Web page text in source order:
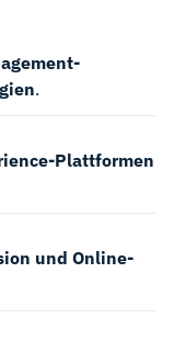
.
Plattformen
und Online-